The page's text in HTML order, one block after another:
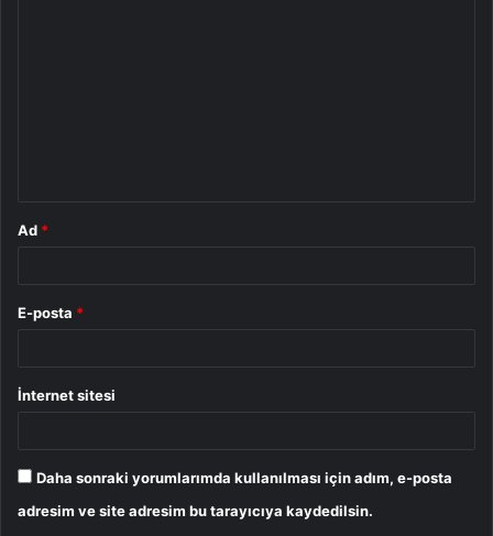
Ad *
E-posta *
İnternet sitesi
Daha sonraki yorumlarımda kullanılması için adım, e-posta
adresim ve site adresim bu tarayıcıya kaydedilsin.